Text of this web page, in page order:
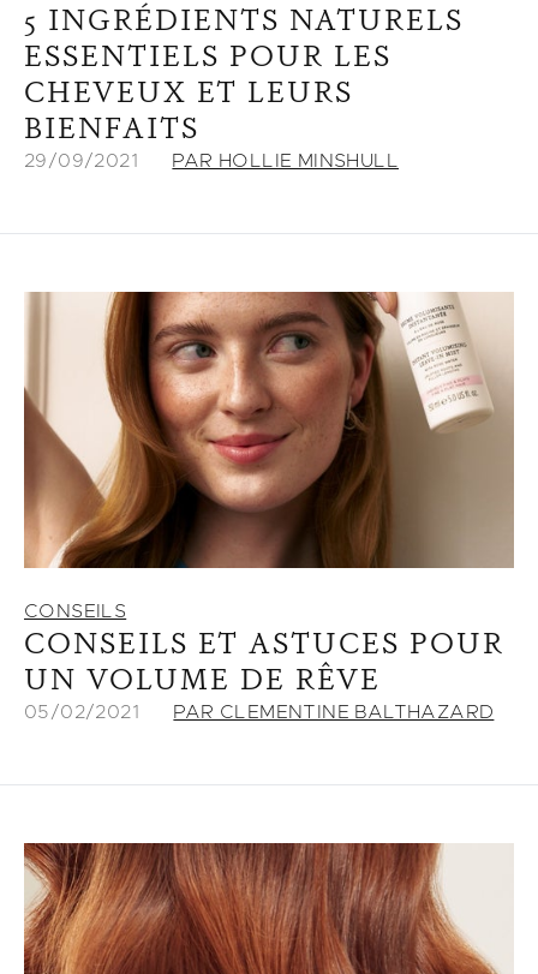
5 INGRÉDIENTS NATURELS
ESSENTIELS POUR LES
CHEVEUX ET LEURS
BIENFAITS
29/09/2021 PAR HOLLIE MINSHULL
CONSEILS
CONSEILS ET ASTUCES POUR
UN VOLUME DE RÊVE
05/02/2021 PAR CLEMENTINE BALTHAZARD